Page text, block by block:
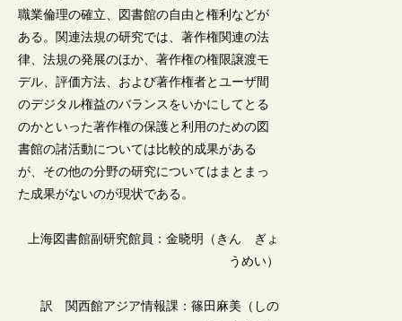
職業倫理の確立、図書館の自由と権利などが
ある。関連法規の研究では、著作権関連の法
律、法規の発展のほか、著作権の権限譲渡モ
デル、評価方法、および著作権者とユーザ間
のデジタル権益のバランスをいかにしてとる
のかといった著作権の保護と利用のための図
書館の諸活動については比較的成果がある
が、その他の分野の研究についてはまとまっ
た成果がないのが現状である。
上海図書館副研究館員：金晓明（きん ぎょ
うめい）
訳 関西館アジア情報課：篠田麻美（しの